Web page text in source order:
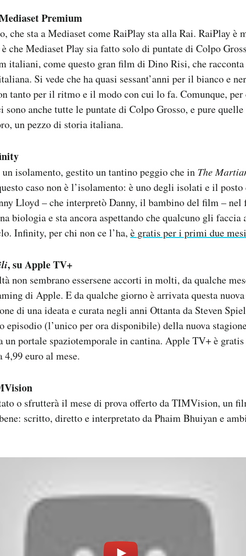
Premium
che sta a Mediaset come RaiPlay sta alla Rai. RaiPlay è
che Mediaset Play sia fatto solo di puntate di Colpo
italiani, come questo gran film di Dino Risi, che
Si vede che ha quasi sessant’anni per il bianco e
tanto per il ritmo e il modo con cui lo fa. Comunque, per
sono anche tutte le puntate di Colpo Grosso, e pure
un pezzo di storia italiana.
isolamento, gestito un tantino peggio che in The
caso non è l’isolamento: è uno degli isolati e il
Lloyd – che interpretò Danny, il bambino del film – nel
biologia e sta ancora aspettando che qualcuno gli faccia
Infinity, per chi non ce l’ha, è gratis per i primi due mesi
, su Apple TV+
non sembrano essersene accorti in molti, da qualche
di Apple. E da qualche giorno è arrivata questa
di una ideata e curata negli anni Ottanta da Steven
episodio (l’unico per ora disponibile) della nuova
un portale spaziotemporale in cantina. Apple TV+ è gratis
euro al mese.
o sfrutterà il mese di prova offerto da TIMVision, un
scritto, diretto e interpretato da Phaim Bhuiyan e